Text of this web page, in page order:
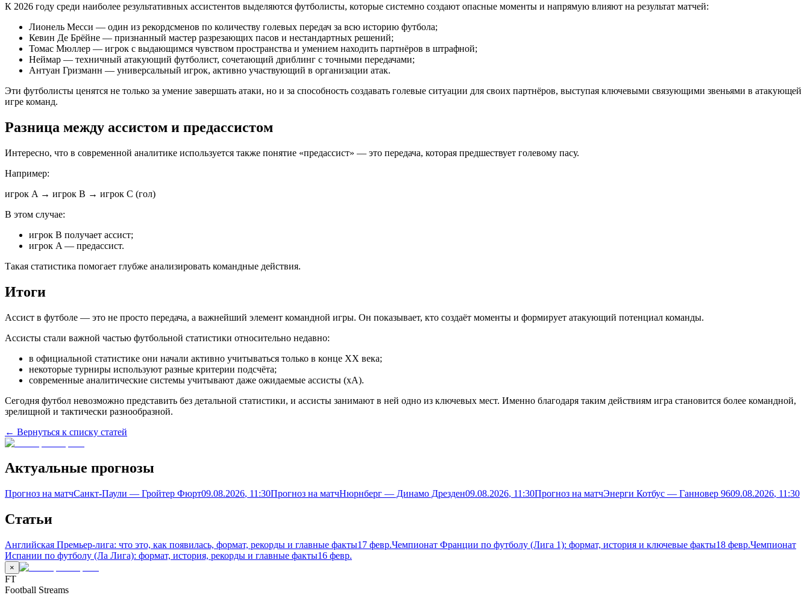
К 2026 году среди наиболее результативных ассистентов выделяются футболисты, которые системно создают опасные моменты и напрямую влияют на результат матчей:
Лионель Месси — один из рекордсменов по количеству голевых передач за всю историю футбола;
Кевин Де Брёйне — признанный мастер разрезающих пасов и нестандартных решений;
Томас Мюллер — игрок с выдающимся чувством пространства и умением находить партнёров в штрафной;
Неймар — техничный атакующий футболист, сочетающий дриблинг с точными передачами;
Антуан Гризманн — универсальный игрок, активно участвующий в организации атак.
Эти футболисты ценятся не только за умение завершать атаки, но и за способность создавать голевые ситуации для своих партнёров, выступая ключевыми связующими звеньями в атакующей
игре команд.
Разница между ассистом и предассистом
Интересно, что в современной аналитике используется также понятие «предассист» — это передача, которая предшествует голевому пасу.
Например:
игрок A → игрок B → игрок C (гол)
В этом случае:
игрок B получает ассист;
игрок A — предассист.
Такая статистика помогает глубже анализировать командные действия.
Итоги
Ассист в футболе — это не просто передача, а важнейший элемент командной игры. Он показывает, кто создаёт моменты и формирует атакующий потенциал команды.
Ассисты стали важной частью футбольной статистики относительно недавно:
в официальной статистике они начали активно учитываться только в конце XX века;
некоторые турниры используют разные критерии подсчёта;
современные аналитические системы учитывают даже ожидаемые ассисты (xA).
Сегодня футбол невозможно представить без детальной статистики, и ассисты занимают в ней одно из ключевых мест. Именно благодаря таким действиям игра становится более командной,
зрелищной и тактически разнообразной.
← Вернуться к списку статей
Актуальные прогнозы
Прогноз на матчСанкт-Паули — Гройтер Фюрт09.08.2026, 11:30Прогноз на матчНюрнберг — Динамо Дрезден09.08.2026, 11:30Прогноз на матчЭнерги Котбус — Ганновер 9609.08.2026, 11:30
Статьи
Английская Премьер-лига: что это, как появилась, формат, рекорды и главные факты17 февр.Чемпионат Франции по футболу (Лига 1): формат, история и ключевые факты18 февр.Чемпионат
Испании по футболу (Ла Лига): формат, история, рекорды и главные факты16 февр.
×
FT
Football Streams